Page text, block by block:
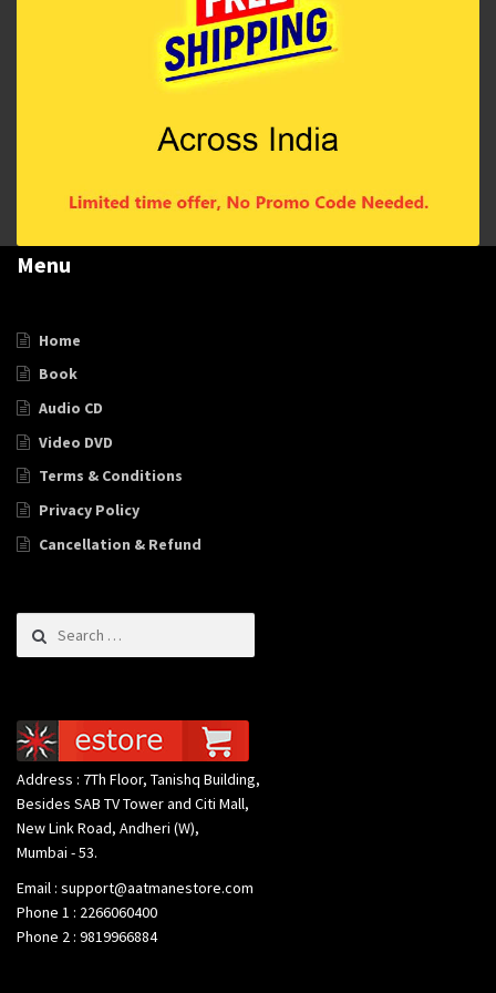
Menu
Home
Book
Audio CD
Video DVD
Terms & Conditions
Privacy Policy
Cancellation & Refund
Search for:
Address : 7Th Floor, Tanishq Building,
Besides SAB TV Tower and Citi Mall,
New Link Road, Andheri (W),
Mumbai - 53.
Email : support@aatmanestore.com
Phone 1 : 2266060400
Phone 2 : 9819966884